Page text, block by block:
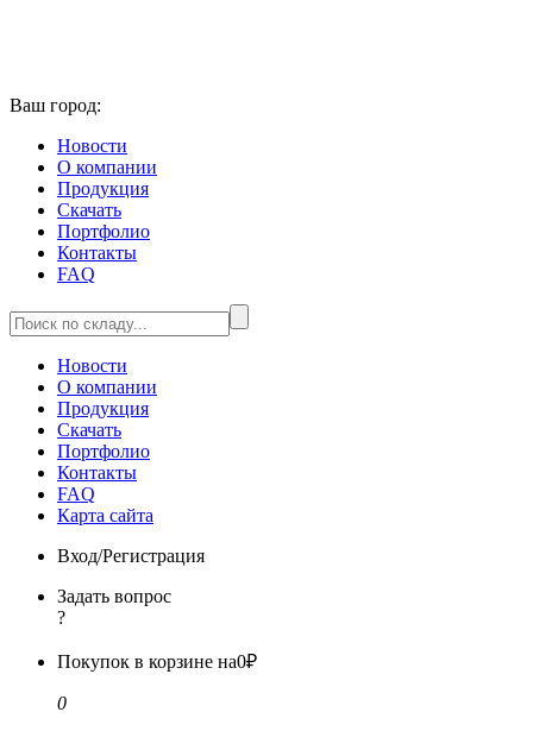
Ваш город:
Новости
О компании
Продукция
Скачать
Портфолио
Контакты
FAQ
Новости
О компании
Продукция
Скачать
Портфолио
Контакты
FAQ
Карта сайта
Вход/Регистрация
Задать вопрос
?
Покупок в корзине на0₽
0